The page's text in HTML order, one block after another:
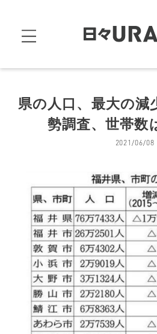
県の人口、最大の
勢調査、世帯数
2021/06/08